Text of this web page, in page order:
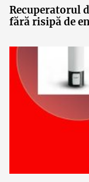
Recuperatorul
fără risipă de